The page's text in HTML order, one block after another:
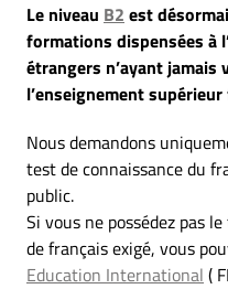
Le niveau B2 est
formations dispensées à
étrangers n’ayant jamais
l’enseignement
Nous demandons
test de connaissance du
public.
Si vous ne possédez pas
de français exigé, vous
Education International (